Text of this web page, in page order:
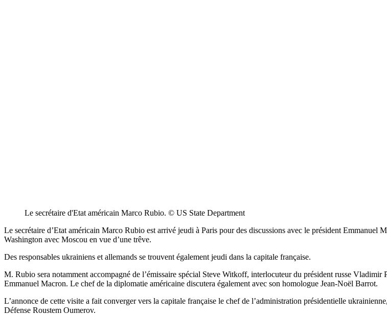
Le secrétaire d'Etat américain Marco Rubio. © US State Department
Le secrétaire d’Etat américain Marco Rubio est arrivé jeudi à Paris pour des discussions avec le président
Washington avec Moscou en vue d’une trêve.
Des responsables ukrainiens et allemands se trouvent également jeudi dans la capitale française.
M. Rubio sera notamment accompagné de l’émissaire spécial Steve Witkoff, interlocuteur du président russe
Emmanuel Macron. Le chef de la diplomatie américaine discutera également avec son homologue Jean-Noël Barrot.
L’annonce de cette visite a fait converger vers la capitale française le chef de l’administration présidentielle
Défense Roustem Oumerov.